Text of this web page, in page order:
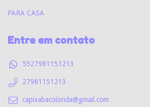
PARA CASA
Entre em contato
5527981151213
27981151213
capixabacolorida@gmail.com